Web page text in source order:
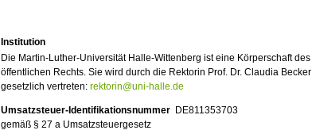
Institution
Die Martin-Luther-Universität Halle-Wittenberg ist eine Körperschaft des
öffentlichen Rechts. Sie wird durch die Rektorin Prof. Dr. Claudia Becker
gesetzlich vertreten: rektorin@uni-halle.de
Umsatzsteuer-Identifikationsnummer DE811353703
gemäß § 27 a Umsatzsteuergesetz